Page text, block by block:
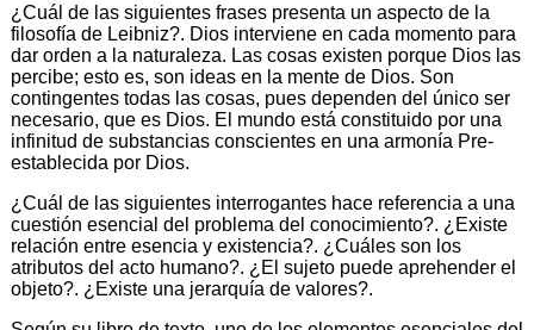
¿Cuál de las siguientes frases presenta un aspecto de la
filosofía de Leibniz?. Dios interviene en cada momento para
dar orden a la naturaleza. Las cosas existen porque Dios las
percibe; esto es, son ideas en la mente de Dios. Son
contingentes todas las cosas, pues dependen del único ser
necesario, que es Dios. El mundo está constituido por una
infinitud de substancias conscientes en una armonía Pre-
establecida por Dios.
¿Cuál de las siguientes interrogantes hace referencia a una
cuestión esencial del problema del conocimiento?. ¿Existe
relación entre esencia y existencia?. ¿Cuáles son los
atributos del acto humano?. ¿El sujeto puede aprehender el
objeto?. ¿Existe una jerarquía de valores?.